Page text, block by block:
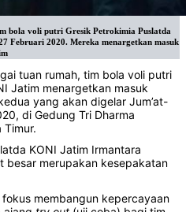
bola voli putri Gresik Petrokimia Puslatda
Februari 2020. Mereka menargetkan masuk
tuan rumah, tim bola voli putri
Jatim menargetkan masuk
yang akan digelar Jum’at-
di Gedung Tri Dharma
Timur.
KONI Jatim Irmantara
besar merupakan kesepakatan
membangun kepercayaan